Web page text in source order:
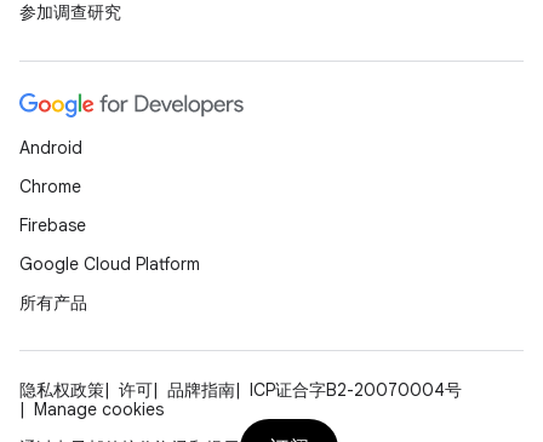
参加调查研究
Android
Chrome
Firebase
Google Cloud Platform
所有产品
隐私权政策 许可 品牌指南
ICP证合字B2-20070004号
Manage cookies